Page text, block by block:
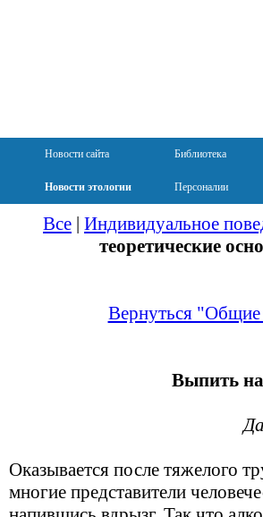
Новости сайта Библиотека
Новости этологии Персоналии
Все | Индивидуальное
теоретические
Вернуться "Общие
Выпить
Оказывается после тяжелого
многие представители